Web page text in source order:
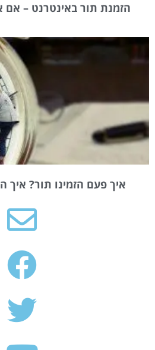
הזמנת תור באינטרנט –
איך פעם הזמינו תור? איך